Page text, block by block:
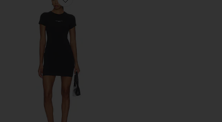
Favorite ПЛАТЬЕ DRESS